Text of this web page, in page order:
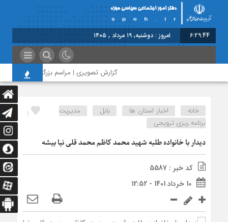
6:29:45 امروز : دوشنبه, ۱۹ مرداد , ۱۴۰۵
گزارش تصویری | مراسم بزرگداشت امام
1 خانه اخبار استان ها بابل
مدیریت
برنامه ریزی ترویجی
دیدار با خانواده طلبه شهید محمد کاظم محمد قلی نیا بیشه
کد خبر : 5587
10 خرداد 1401 - 12:52